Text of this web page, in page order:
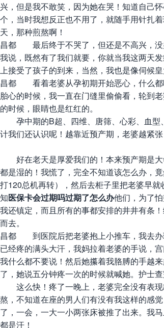
兴，但是我不敢笑，因为她在哭！知道自己
个，当时我想反正也不用了，就随手用针扎
天，那种煎熬啊！
昌都 最后终于不哭了，但还是不高兴，没
我说，既然有了我们就要，你就当我这两天
上接受了孩子的到来，当然，我也是像伺候
昌都 看着老婆从孕初期开始恶心，什么都
胎心的时候，我一直在门缝里偷偷看，轮到
的时候，眼睛也是红红的。
孕中期的B超、四维、唐筛、心彩、血型
计我们还认识呢！越靠近预产期，老婆越紧
好在老天是厚爱我们的！本来预产期是大
都是湿的！我慌了，完全不知道该怎么办，
打120总机再转），然后去柜子里把老婆早
知医保卡会过期吗过期了怎么办他们，为了
我还镇定，而且所有的事都安排的井井有条
而去。
昌都 到医院后把老婆抱上小推车，我去办
已经疼的满头大汗，我妈拉着老婆的手说，
我什么都不要说！然后她攥着我胳膊的手越
了，她说五分钟疼一次的时候就喊她。护士
这么快！疼了一晚上，老婆完全没有表现
熬，不知道在座的男人们有没有我这样的感
了，一会，一大一小两张床被推了出来。我
都是汗！